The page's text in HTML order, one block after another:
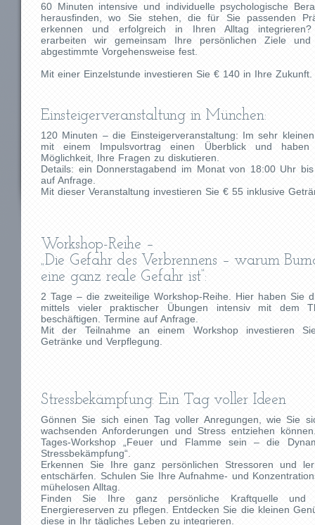
60 Minuten intensive und individuelle psychologische
herausfinden, wo Sie stehen, die für Sie passenden
erkennen und erfolgreich in Ihren Alltag
erarbeiten wir gemeinsam Ihre persönlichen Ziele
abgestimmte Vorgehensweise fest.
Mit einer Einzelstunde investieren Sie € 140 in Ihre Zukunft.
Einsteigerveranstaltung in München:
120 Minuten – die Einsteigerveranstaltung: Im sehr
mit einem Impulsvortrag einen Überblick und haben
Möglichkeit, Ihre Fragen zu diskutieren.
Details: ein Donnerstagabend im Monat von 18:00 Uhr
auf Anfrage.
Mit dieser Veranstaltung investieren Sie € 55 inklusive
Workshop-Reihe –
„Die Gefahr des Verbrennens – warum
eine ganz reale Gefahr ist“:
2 Tage – die zweiteilige Workshop-Reihe. Hier haben Sie
mittels vieler praktischer Übungen intensiv mit dem
beschäftigen. Termine auf Anfrage.
Mit der Teilnahme an einem Workshop investieren
Getränke und Verpflegung.
Stressbekämpfung: Ein Tag voller Ideen
Gönnen Sie sich einen Tag voller Anregungen, wie Sie
wachsenden Anforderungen und Stress entziehen
Tages-Workshop „Feuer und Flamme sein – die
Stressbekämpfung“.
Erkennen Sie Ihre ganz persönlichen Stressoren und
entschärfen. Schulen Sie Ihre Aufnahme- und
mühelosen Alltag.
Finden Sie Ihre ganz persönliche Kraftquelle
Energiereserven zu pflegen. Entdecken Sie die kleinen
diese in Ihr tägliches Leben zu integrieren.